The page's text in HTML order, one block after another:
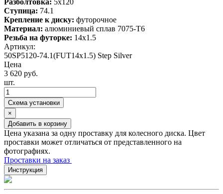
Ступица: 74.1
Крепление к диску: футорочное
Материал: алюминиевый сплав 7075-T6
Резьба на футорке: 14х1.5
Артикул:
50SP5120-74.1(FUT14x1.5) Step Silver
Цена
3 620 руб.
шт.
Схема установки
×
Добавить в корзину
Цена указана за одну проставку для колесного диска. Цвет
проставки может отличаться от представленного на
фотографиях.
Проставки на заказ
Инструкция